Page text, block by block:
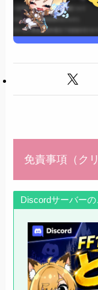
免責事項（ク
Discordサーバーの